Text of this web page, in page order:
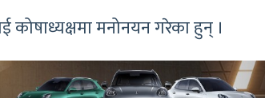
कोषाध्यक्षमा मनोनयन गरेका हुन् ।